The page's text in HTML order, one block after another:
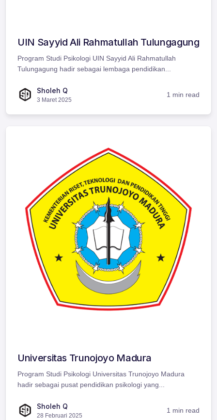
UIN Sayyid Ali Rahmatullah Tulungagung
Program Studi Psikologi UIN Sayyid Ali Rahmatullah
Tulungagung hadir sebagai lembaga pendidikan...
Sholeh Q
3 Maret 2025
1 min read
Universitas Trunojoyo Madura
Program Studi Psikologi Universitas Trunojoyo Madura
hadir sebagai pusat pendidikan psikologi yang...
Sholeh Q
28 Februari 2025
1 min read